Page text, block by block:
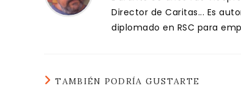
Director de Caritas... Es
diplomado en RSC para
TAMBIÉN PODRÍA GUSTARTE